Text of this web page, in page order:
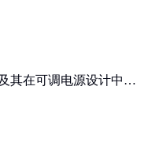
其在可调电源设计中的